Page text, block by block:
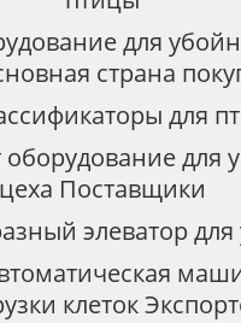
для
страна
для
оборудование для
цеха Поставщики
элеватор для
клеток